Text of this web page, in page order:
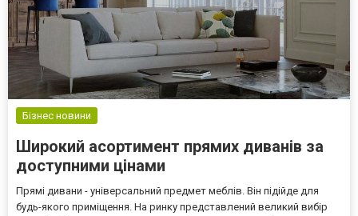
Бізнес новини
Широкий асортимент прямих диванів за
доступними цінами
Прямі дивани - універсальний предмет меблів. Він підійде для
будь-якого приміщення. На ринку представлений великий вибір